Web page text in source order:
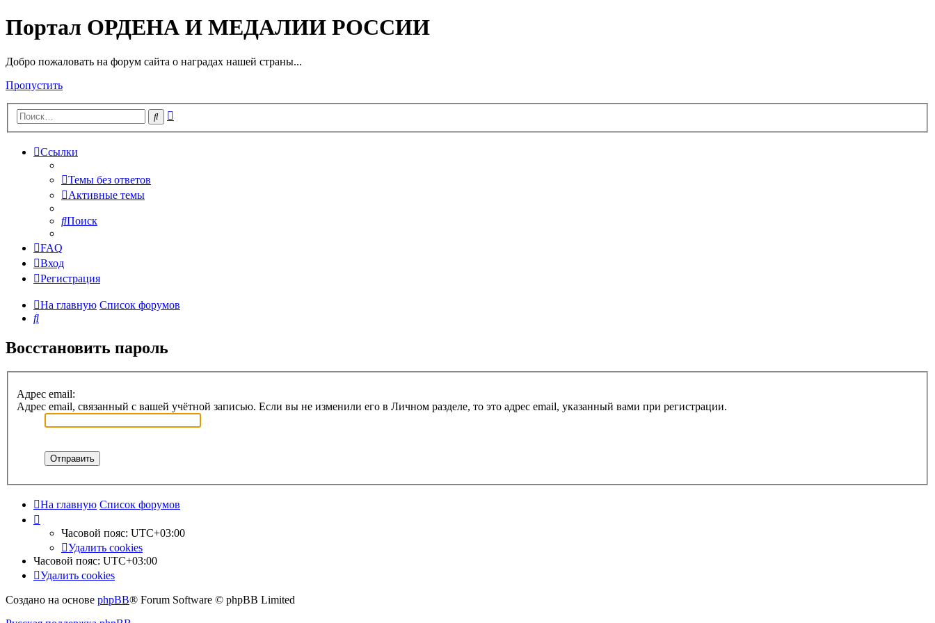
Портал ОРДЕНА И МЕДАЛИИ РОССИИ
Добро пожаловать на форум сайта о наградах нашей страны...
Пропустить
Поиск
Ссылки
Темы без ответов
Активные темы
Поиск
FAQ
Вход
Регистрация
На главную Список форумов
Поиск
Восстановить пароль
Адрес email:
Адрес email, связанный с вашей учётной записью. Если вы не изменили его в Личном разделе, то это адрес email, указанный вами при регистрации.
На главную Список форумов
Часовой пояс: UTC+03:00
Удалить cookies
Часовой пояс: UTC+03:00
Удалить cookies
Создано на основе phpBB® Forum Software © phpBB Limited